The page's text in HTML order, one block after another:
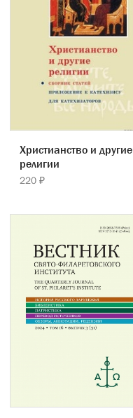
Христианство и другие
религии
220 ₽